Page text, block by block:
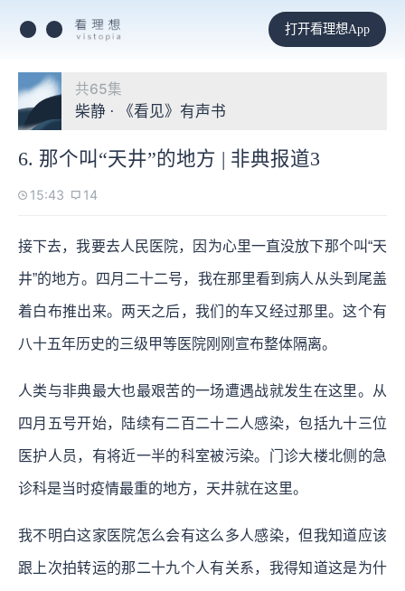
打开看理想App
共65集
柴静 · 《看见》有声书
6. 那个叫“天井”的地方 | 非典报道3
15:43 14
接下去，我要去人民医院，因为心里一直没放下那个叫“天
井”的地方。四月二十二号，我在那里看到病人从头到尾盖
着白布推出来。两天之后，我们的车又经过那里。这个有
八十五年历史的三级甲等医院刚刚宣布整体隔离。
人类与非典最大也最艰苦的一场遭遇战就发生在这里。从
四月五号开始，陆续有二百二十二人感染，包括九十三位
医护人员，有将近一半的科室被污染。门诊大楼北侧的急
诊科是当时疫情最重的地方，天井就在这里。
我不明白这家医院怎么会有这么多人感染，但我知道应该
跟上次拍转运的那二十九个人有关系，我得知道这是为什